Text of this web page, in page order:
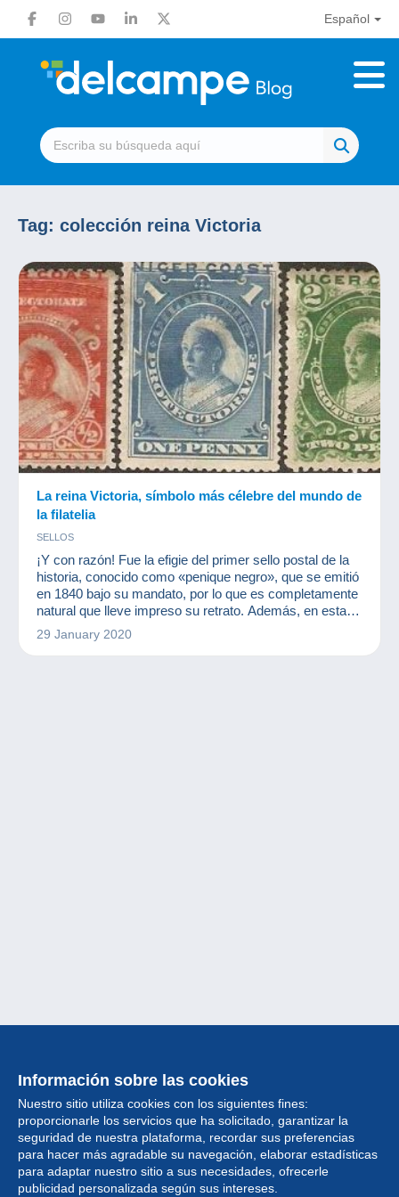
Español
Tag: colección reina Victoria
La reina Victoria, símbolo más célebre del mundo de
la filatelia
SELLOS
¡Y con razón! Fue la efigie del primer sello postal de la
historia, conocido como «penique negro», que se emitió
en 1840 bajo su mandato, por lo que es completamente
natural que lleve impreso su retrato. Además, en esta
época el imperio británico estaba en pleno apogeo, de
manera que fue normal que la reina Victoria se
29 January 2020
Información sobre las cookies
Nuestro sitio utiliza cookies con los siguientes fines:
proporcionarle los servicios que ha solicitado, garantizar la
seguridad de nuestra plataforma, recordar sus preferencias
para hacer más agradable su navegación, elaborar estadísticas
para adaptar nuestro sitio a sus necesidades, ofrecerle
publicidad personalizada según sus intereses.
Colección